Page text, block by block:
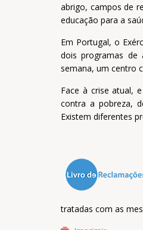
abrigo, campos de
educação para a
Em Portugal, o
dois programas de
semana, um centro
Face à crise atual,
contra a pobreza,
Existem diferentes
tratadas com as